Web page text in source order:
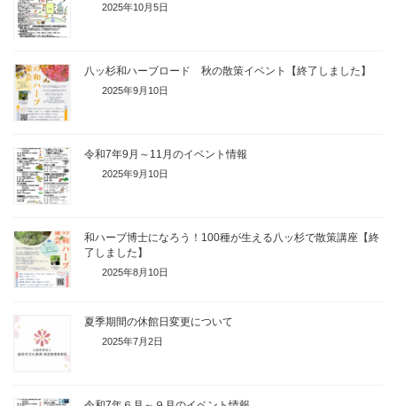
2025年10月5日
八ッ杉和ハーブロード 秋の散策イベント【終了しました】
2025年9月10日
令和7年9月～11月のイベント情報
2025年9月10日
和ハーブ博士になろう！100種が生える八ッ杉で散策講座【終
了しました】
2025年8月10日
夏季期間の休館日変更について
2025年7月2日